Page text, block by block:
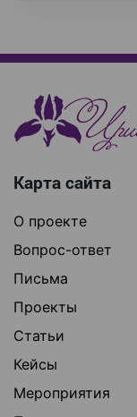
Карта сайта
О проекте
Вопрос-ответ
Письма
Проекты
Статьи
Кейсы
Мероприятия